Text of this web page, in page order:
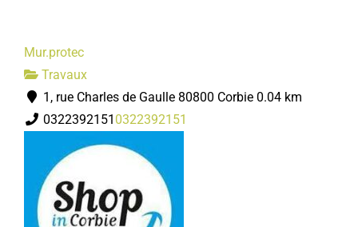
Mur.protec
Travaux
1, rue Charles de Gaulle 80800 Corbie 0.04 km
0322392151 0322392151